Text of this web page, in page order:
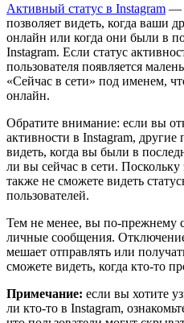
Активный статус в Instagram —
позволяет видеть, когда ваши
онлайн или когда они были в
Instagram. Если статус
пользователя появляется
«Сейчас в сети» под именем,
онлайн.
Обратите внимание: если вы
активности в Instagram, другие
видеть, когда вы были в
ли вы сейчас в сети.
также не сможете видеть
пользователей.
Тем не менее, вы по-прежнему
личные сообщения.
мешает отправлять или
сможете видеть, когда кто-то
Примечание: если вы хотите
ли кто-то в Instagram,